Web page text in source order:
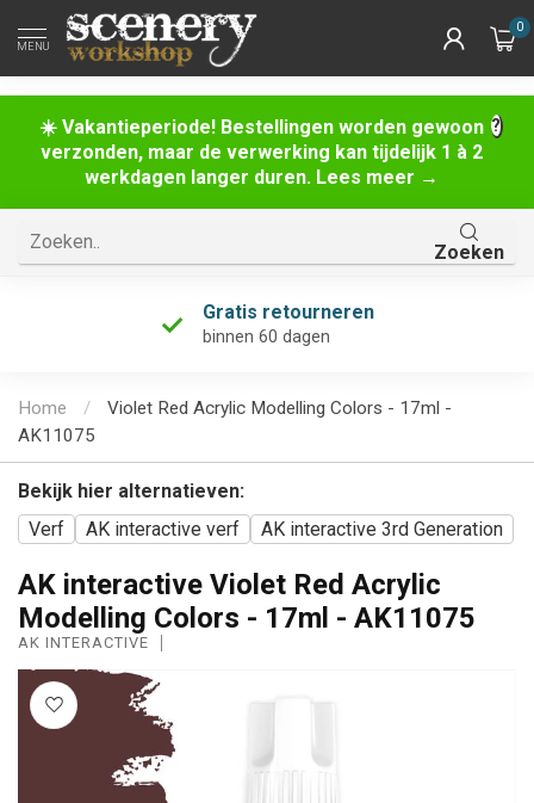
☀️ Vakantieperiode! Bestellingen worden gewoon
verzonden, maar de verwerking kan tijdelijk 1 à 2
werkdagen langer duren. Lees meer →
MENU
0
Zoeken
Gratis retourneren
binnen 60 dagen
Home /
Violet Red Acrylic Modelling Colors - 17ml -
AK11075
Bekijk hier alternatieven:
Verf
AK interactive verf AK interactive 3rd Generation
AK interactive Violet Red Acrylic
Modelling Colors - 17ml - AK11075
AK INTERACTIVE